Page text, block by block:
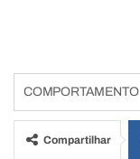
COMPORTAMENTO
Compartilhar